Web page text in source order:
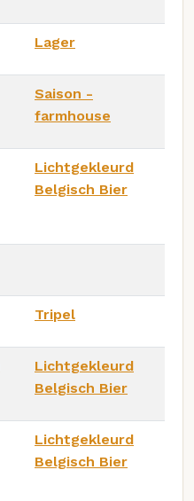
Lager
Saison -
farmhouse
Lichtgekleurd
Belgisch Bier
Tripel
Lichtgekleurd
Belgisch Bier
Lichtgekleurd
Belgisch Bier